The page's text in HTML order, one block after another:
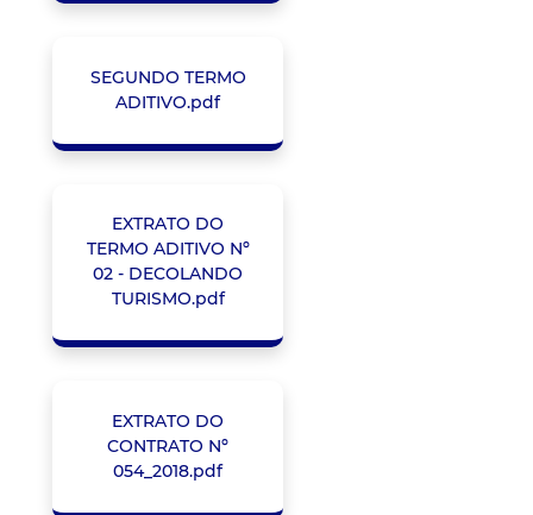
SEGUNDO TERMO
ADITIVO.pdf
EXTRATO DO
TERMO ADITIVO Nº
02 - DECOLANDO
TURISMO.pdf
EXTRATO DO
CONTRATO Nº
054_2018.pdf